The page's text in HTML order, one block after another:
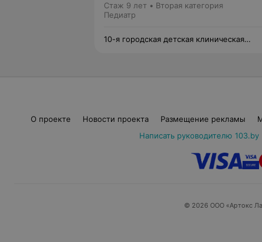
Стаж 9 лет • Вторая категория
Педиатр
10-я городская детская клиническая
О проекте Новости проекта Размещение рекламы
Написать руководителю 103.by
© 2026 ООО «Артокс